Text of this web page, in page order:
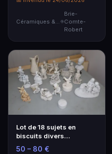
Céramiques & Porcelaine
Brie-
Comte-
Robert
Lot de 18 sujets en
biscuits divers
(accidents)
50 – 80 €